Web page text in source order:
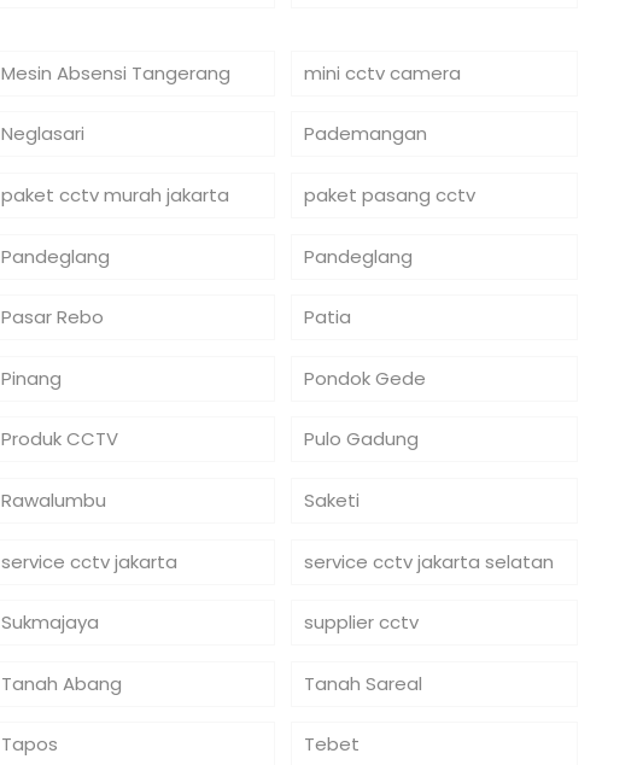
Mesin Absensi Tangerang mini cctv camera
Neglasari Pademangan
paket cctv murah jakarta paket pasang cctv
Pandeglang Pandeglang
Pasar Rebo Patia
Pinang Pondok Gede
Produk CCTV Pulo Gadung
Rawalumbu Saketi
service cctv jakarta service cctv jakarta selatan
Sukmajaya supplier cctv
Tanah Abang Tanah Sareal
Tapos Tebet